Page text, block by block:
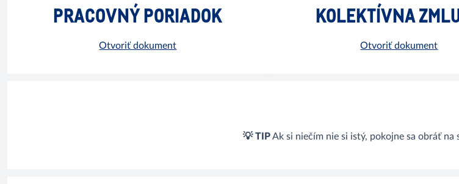
PRACOVNÝ PORIADOK
Otvoriť dokument
KOLEKTÍVNA
Otvoriť dokument
💡 TIPAk si niečím nie si istý, pokojne sa obráť na